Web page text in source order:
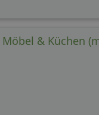
& Küchen